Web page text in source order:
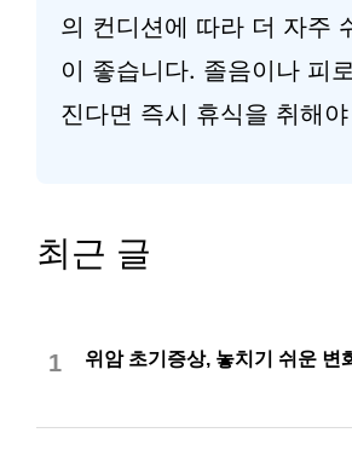
의 컨디션에 따라 더 자주
이 좋습니다. 졸음이나 피
진다면 즉시 휴식을 취해
최근 글
1 위암 초기증상, 놓치기 쉬운 변